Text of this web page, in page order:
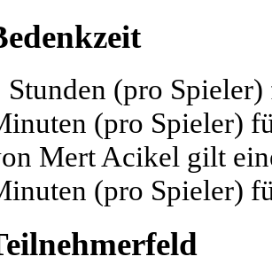
Stunden (pro
(pro Spieler)
Mert Acikel gilt
(pro Spieler)